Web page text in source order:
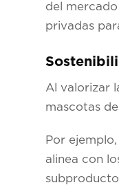
del
privadas
Al valorizar
mascotas
Por
alinea con